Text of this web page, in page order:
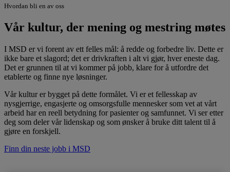
Hvordan bli en av oss
Vår kultur, der mening og mestring møtes
I MSD er vi forent av ett felles mål: å redde og forbedre liv. Dette er
ikke bare et slagord; det er drivkraften i alt vi gjør, hver eneste dag.
Det er grunnen til at vi kommer på jobb, klare for å utfordre det
etablerte og finne nye løsninger.
Vår kultur er bygget på dette formålet. Vi er et fellesskap av
nysgjerrige, engasjerte og omsorgsfulle mennesker som vet at vårt
arbeid har en reell betydning for pasienter og samfunnet. Vi ser etter
deg som deler vår lidenskap og som ønsker å bruke ditt talent til å
gjøre en forskjell.
Finn din neste jobb i MSD